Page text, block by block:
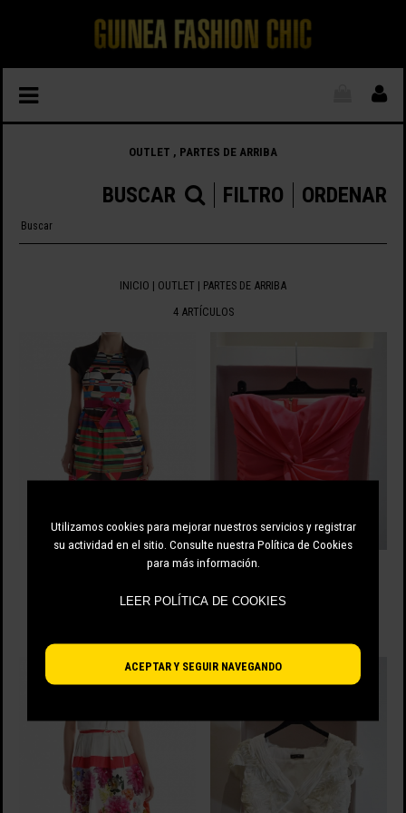
Utilizamos cookies para mejorar nuestros servicios y registrar
su actividad en el sitio. Consulte nuestra Política de Cookies
para más información.
ACEPTAR Y SEGUIR NAVEGANDO
OUTLET , PARTES DE ARRIBA
ORDENAR
FILTRO
BUSCAR
INICIO | OUTLET | PARTES DE ARRIBA
4 ARTÍCULOS
BOLERO LONETA MANGA CORTA
57.00 EUR 79.00 EUR
LEER POLÍTICA DE COOKIES